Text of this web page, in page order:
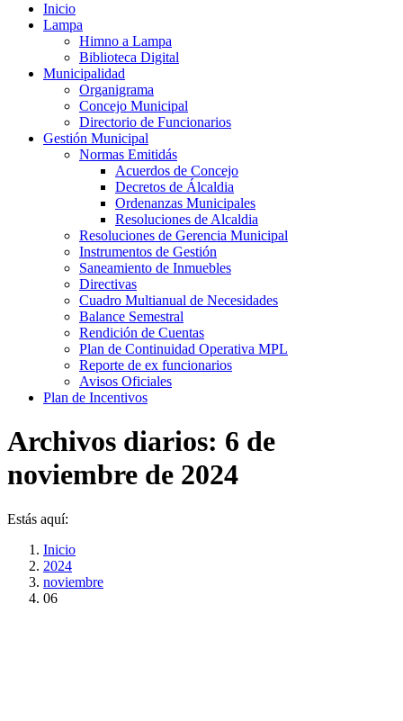
Inicio
Lampa
Himno a Lampa
Biblioteca Digital
Municipalidad
Organigrama
Concejo Municipal
Directorio de Funcionarios
Gestión Municipal
Normas Emitidás
Acuerdos de Concejo
Decretos de Álcaldia
Ordenanzas Municipales
Resoluciones de Alcaldia
Resoluciones de Gerencia Municipal
Instrumentos de Gestión
Saneamiento de Inmuebles
Directivas
Cuadro Multianual de Necesidades
Balance Semestral
Rendición de Cuentas
Plan de Continuidad Operativa MPL
Reporte de ex funcionarios
Avisos Oficiales
Plan de Incentivos
Archivos diarios: 6 de
noviembre de 2024
Estás aquí:
Inicio
2024
noviembre
06